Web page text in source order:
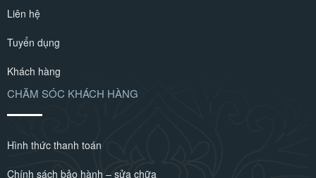
Liên hệ
Tuyển dụng
Khách hàng
CHĂM SÓC KHÁCH HÀNG
Hình thức thanh toán
Chính sách bảo hành – sửa chữa